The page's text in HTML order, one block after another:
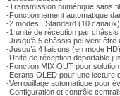
-Transmission numérique sans
-Fonctionnement automatique
-2 modes : Standard (10
-1 unité de réception par châssis
-Jusqu’à 5 châssis peuvent être
-Jusqu’à 4 liaisons (en mode
-Unité de réception déportable
-Fonction MIX OUT pour
-Ecrans OLED pour une lecture
-Verrouillage automatique pour
-Configuration et contrôle